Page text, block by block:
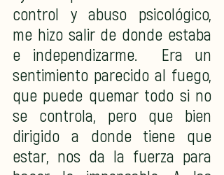
control y abuso psicológico,
me hizo salir de donde estaba
e independizarme.  Era un
sentimiento parecido al fuego,
que puede quemar todo si no
se controla, pero que bien
dirigido a donde tiene que
estar, nos da la fuerza para